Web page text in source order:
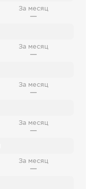
За месяц
—
За месяц
—
За месяц
—
За месяц
—
За месяц
—